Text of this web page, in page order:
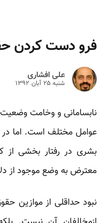
فرو دست کردن
علی افشاری
شنبه ۲۵ آبان ۱۳۹۲
نابسامانی و وخامت
عوامل مختلف است. اما در
بشری در رفتار بخشی از
معترض به وضع موجود از
نبود حداقلی از موازین